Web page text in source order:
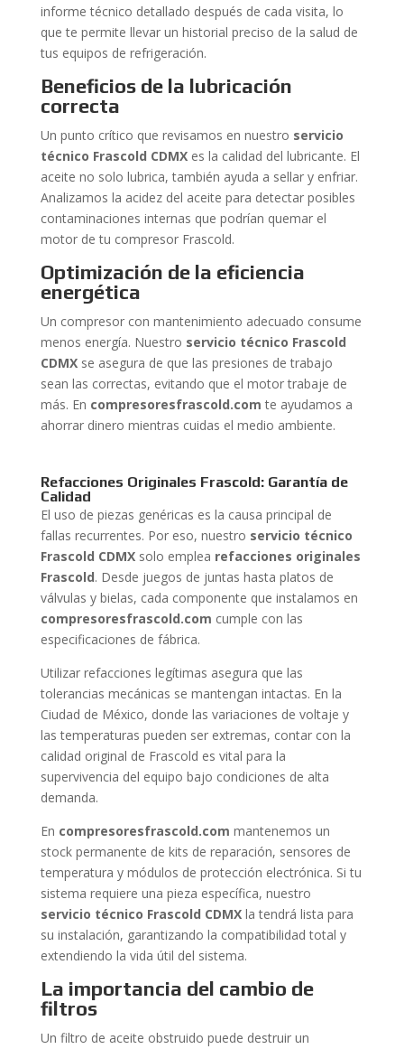
informe técnico detallado después de cada visita, lo
que te permite llevar un historial preciso de la salud de
tus equipos de refrigeración.
Beneficios de la lubricación
correcta
Un punto crítico que revisamos en nuestro servicio
técnico Frascold CDMXes la calidad del lubricante. El
aceite no solo lubrica, también ayuda a sellar y enfriar.
Analizamos la acidez del aceite para detectar posibles
contaminaciones internas que podrían quemar el
motor de tu compresor Frascold.
Optimización de la eficiencia
energética
Un compresor con mantenimiento adecuado consume
menos energía. Nuestro servicio técnico Frascold
CDMXse asegura de que las presiones de trabajo
sean las correctas, evitando que el motor trabaje de
más. En compresoresfrascold.com te ayudamos a
ahorrar dinero mientras cuidas el medio ambiente.
Refacciones Originales Frascold: Garantía de
Calidad
El uso de piezas genéricas es la causa principal de
fallas recurrentes. Por eso, nuestro servicio técnico
Frascold CDMXsolo emplea refacciones originales
Frascold. Desde juegos de juntas hasta platos de
válvulas y bielas, cada componente que instalamos en
compresoresfrascold.com cumple con las
especificaciones de fábrica.
Utilizar refacciones legítimas asegura que las
tolerancias mecánicas se mantengan intactas. En la
Ciudad de México, donde las variaciones de voltaje y
las temperaturas pueden ser extremas, contar con la
calidad original de Frascold es vital para la
supervivencia del equipo bajo condiciones de alta
demanda.
En compresoresfrascold.com mantenemos un
stock permanente de kits de reparación, sensores de
temperatura y módulos de protección electrónica. Si tu
sistema requiere una pieza específica, nuestro
servicio técnico Frascold CDMXla tendrá lista para
su instalación, garantizando la compatibilidad total y
extendiendo la vida útil del sistema.
La importancia del cambio de
filtros
Un filtro de aceite obstruido puede destruir un